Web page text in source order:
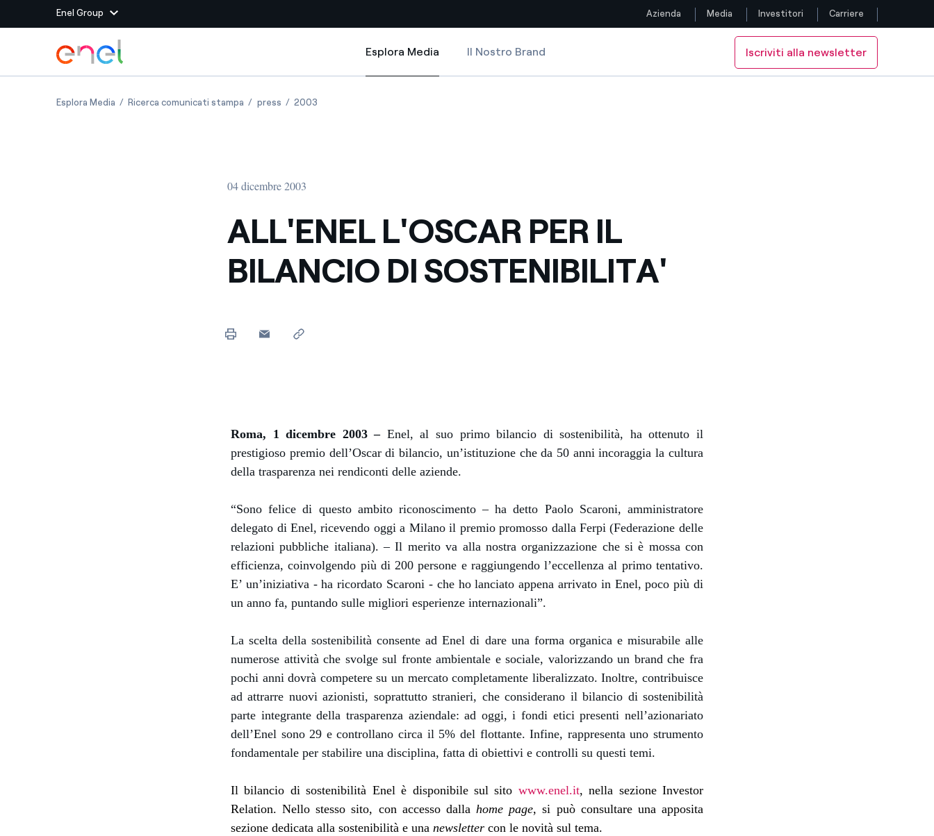
Enel Group
Siti del Gruppo
Enel Green Power Produciamo energia pulita da fonti rinnovabili
Massimizziamo la creazione di valore grazie al
rapporto con i nostri fornitori
Sosteniamo le iniziative delle organizzazioni non
Siti Paese
Colombia
Iberia
Seguici
Vai al contenuto principale
Azienda Media Investitori Carriere
Esplora Media
Esplora Media
Il Nostro Brand Iscriviti alla newsletter
Esplora MediaALL'ENEL L'OSCAR PER IL BILANCIO DI SOSTENIBILITA'
Ricerca comunicati stampa ALL'ENEL L'OSCAR PER IL BILANCIO DI SOSTENIBILITA'
pressALL'ENEL L'OSCAR PER IL BILANCIO DI SOSTENIBILITA'
2003
04 dicembre 2003
ALL'ENEL L'OSCAR PER IL
BILANCIO DI SOSTENIBILITA'
Roma, 1 dicembre 2003 – Enel, al suo primo bilancio di sostenibilità, ha ottenuto il
prestigioso premio dell’Oscar di bilancio, un’istituzione che da 50 anni incoraggia la cultura
della trasparenza nei rendiconti delle aziende.
“Sono felice di questo ambito riconoscimento – ha detto Paolo Scaroni, amministratore
delegato di Enel, ricevendo oggi a Milano il premio promosso dalla Ferpi (Federazione delle
relazioni pubbliche italiana). – Il merito va alla nostra organizzazione che si è mossa con
efficienza, coinvolgendo più di 200 persone e raggiungendo l’eccellenza al primo tentativo.
E’ un’iniziativa - ha ricordato Scaroni - che ho lanciato appena arrivato in Enel, poco più di
un anno fa, puntando sulle migliori esperienze internazionali”.
La scelta della sostenibilità consente ad Enel di dare una forma organica e misurabile alle
numerose attività che svolge sul fronte ambientale e sociale, valorizzando un brand che fra
pochi anni dovrà competere su un mercato completamente liberalizzato. Inoltre, contribuisce
ad attrarre nuovi azionisti, soprattutto stranieri, che considerano il bilancio di sostenibilità
parte integrante della trasparenza aziendale: ad oggi, i fondi etici presenti nell’azionariato
dell’Enel sono 29 e controllano circa il 5% del flottante. Infine, rappresenta uno strumento
fondamentale per stabilire una disciplina, fatta di obiettivi e controlli su questi temi.
Il bilancio di sostenibilità Enel è disponibile sul sito www.enel.it, nella sezione Investor
Relation. Nello stesso sito, con accesso dallahome page, si può consultare una apposita
sezione dedicata alla sostenibilità e unanewsletter con le novità sul tema.